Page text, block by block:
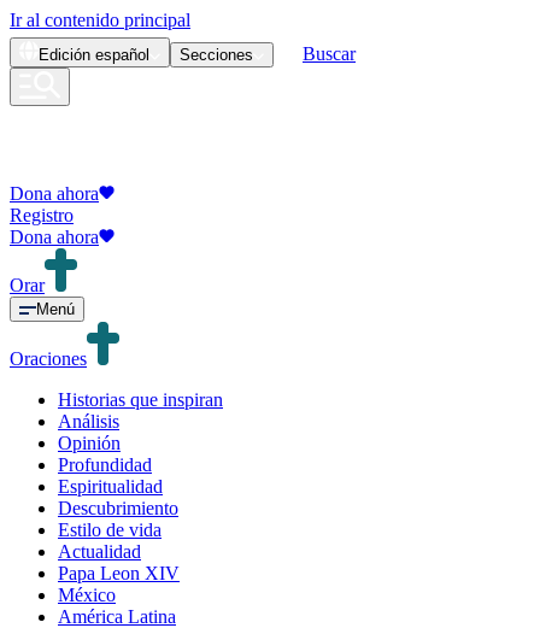
Ir al contenido principal
Edición español Secciones Buscar
Dona ahora
Registro
Dona ahora
Orar
Menú
Oraciones
Historias que inspiran
Análisis
Opinión
Profundidad
Espiritualidad
Descubrimiento
Estilo de vida
Actualidad
Papa Leon XIV
México
América Latina